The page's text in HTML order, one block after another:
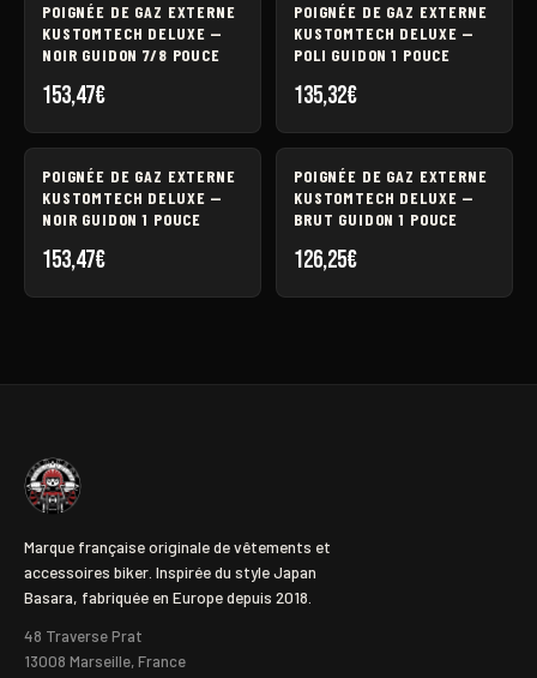
POIGNÉE DE GAZ EXTERNE
KUSTOMTECH DELUXE —
NOIR GUIDON 7/8 POUCE
153,47€
POIGNÉE DE GAZ EXTERNE
KUSTOMTECH DELUXE —
POLI GUIDON 1 POUCE
135,32€
POIGNÉE DE GAZ EXTERNE
KUSTOMTECH DELUXE —
NOIR GUIDON 1 POUCE
153,47€
POIGNÉE DE GAZ EXTERNE
KUSTOMTECH DELUXE —
BRUT GUIDON 1 POUCE
126,25€
Marque française originale de vêtements et
accessoires biker. Inspirée du style Japan
Basara, fabriquée en Europe depuis 2018.
48 Traverse Prat
13008 Marseille, France